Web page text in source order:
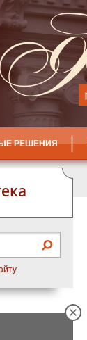
РЕШЕНИЯ